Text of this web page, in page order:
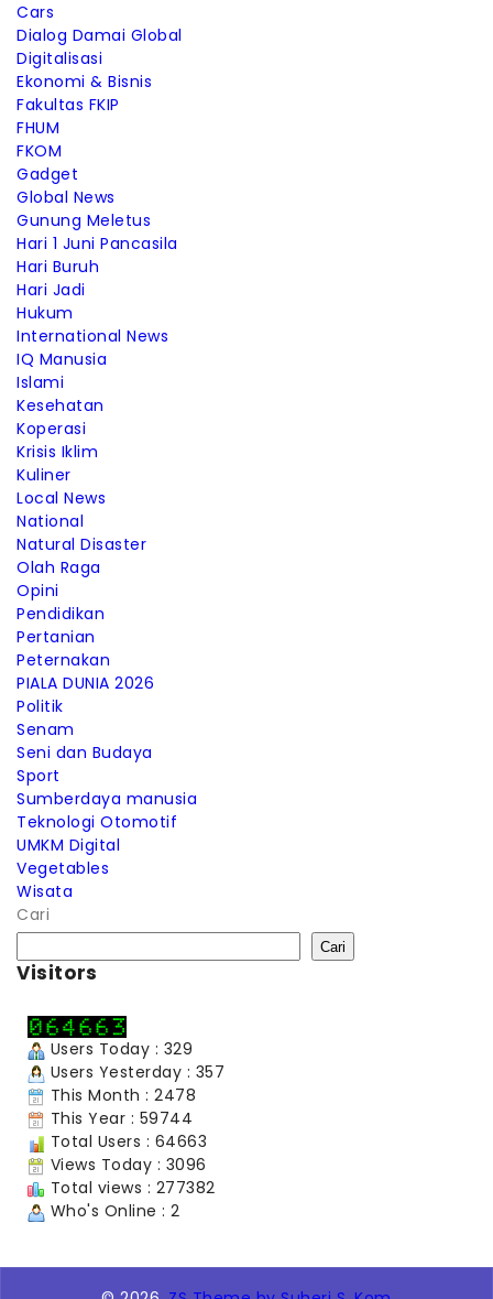
Cars
Dialog Damai Global
Digitalisasi
Ekonomi & Bisnis
Fakultas FKIP
FHUM
FKOM
Gadget
Global News
Gunung Meletus
Hari 1 Juni Pancasila
Hari Buruh
Hari Jadi
Hukum
International News
IQ Manusia
Islami
Kesehatan
Koperasi
Krisis Iklim
Kuliner
Local News
National
Natural Disaster
Olah Raga
Opini
Pendidikan
Pertanian
Peternakan
PIALA DUNIA 2026
Politik
Senam
Seni dan Budaya
Sport
Sumberdaya manusia
Teknologi Otomotif
UMKM Digital
Vegetables
Wisata
Cari
Cari
Visitors
Users Today : 329
Users Yesterday : 357
This Month : 2478
This Year : 59744
Total Users : 64663
Views Today : 3096
Total views : 277382
Who's Online : 2